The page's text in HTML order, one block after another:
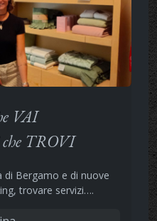
VAI
TROVI
di Bergamo e di nuove
trovare servizi….